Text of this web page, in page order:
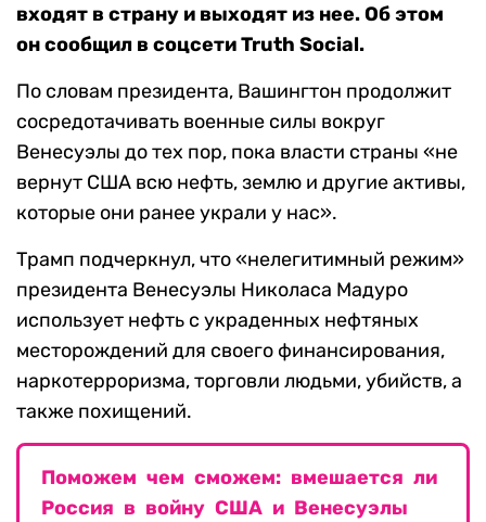
входят в страну и выходят из нее. Об этом
он сообщил в соцсети Truth Social.
По словам президента, Вашингтон продолжит
сосредотачивать военные силы вокруг
Венесуэлы до тех пор, пока власти страны «не
вернут США всю нефть, землю и другие активы,
которые они ранее украли у нас».
Трамп подчеркнул, что «нелегитимный режим»
президента Венесуэлы Николаса Мадуро
использует нефть с украденных нефтяных
месторождений для своего финансирования,
наркотерроризма, торговли людьми, убийств, а
также похищений.
Поможем чем сможем: вмешается ли
Россия в войну США и Венесуэлы